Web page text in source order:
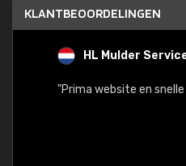
KLANTBEOORDELINGEN
HL Mulder
"Prima website en